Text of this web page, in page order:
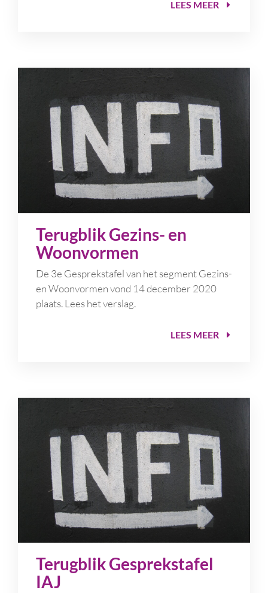
LEES MEER
Terugblik Gezins- en
Woonvormen
De 3e Gesprekstafel van het segment Gezins-
en Woonvormen vond 14 december 2020
plaats. Lees het verslag.
LEES MEER
Terugblik Gesprekstafel
IAJ